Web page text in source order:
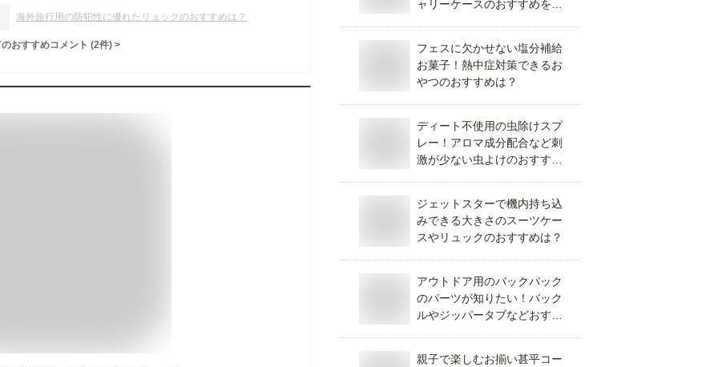
海外旅行用の防犯性に優れたリュックのおすすめは？
おすすめコメント (2件) >
ャリーケースのおすすめを教
フェスに欠かせない塩分補給
お菓子！熱中症対策できるお
やつのおすすめは？
ディート不使用の虫除けスプ
レー！アロマ成分配合など刺
激が少ない虫よけのおすすめ
ジェットスターで機内持ち込
みできる大きさのスーツケー
スやリュックのおすすめは？
アウトドア用のバックパック
のパーツが知りたい！バック
ルやジッパータブなどおすす
親子で楽しむお揃い甚平コー